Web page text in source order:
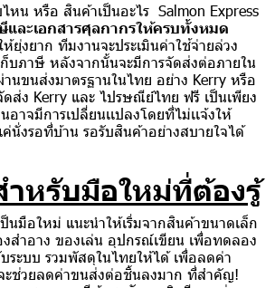
หน หรือ สินค้าเป็นอะไร Salmon Express
และเอกสารศุลกากรให้ครบทั้งหมด
ยุ่งยาก ทีมงานจะประเมินค่าใช้จ่ายล่วง
บภาษี หลังจากนั้นจะมีการจัดส่งต่อภายใน
นขนส่งมาตรฐานในไทย อย่าง Kerry หรือ
ส่ง Kerry และ ไปรษณีย์ไทย ฟรี เป็นเพียง
อาจมีการเปลี่ยนเเปลงโดยที่ไม่เเจ้งให้
นั่งรอที่บ้าน รอรับสินค้าอย่างสบายใจได้
ำหรับมือใหม่ที่ต้องรู้
มือใหม่ แนะนำให้เริ่มจากสินค้าขนาดเล็ก
งสำอาง ของเล่น อุปกรณ์เขียน เพื่อทดลอง
ระบบ รวมพัสดุในไทยให้ได้ เพื่อลดค่า
ะช่วยลดค่าขนส่งต่อชิ้นลงมาก ที่สำคัญ!